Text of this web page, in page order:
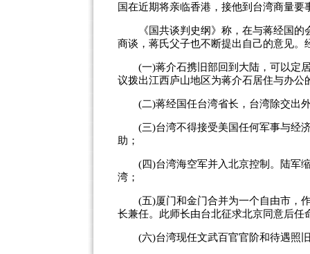
国在近期将亲临香港，接他到台湾商量
《国共谈判史纲》称，在与蒋经国的
商谈，蒋氏父子也不断提出自己的意见
(一)蒋介石携旧部回到大陆，可以定居
议拨出江西庐山地区为蒋介石居住与办
(二)蒋经国任台湾省长，台湾除交出
(三)台湾不得接受美国任何军事与经济
助；
(四)台湾海空军并入北京控制。陆军缩
湾；
(五)厦门和金门合并为一个自由市，作
长兼任。此师长由台北征求北京同意后
(六)台湾现任文武百官官阶和待遇照